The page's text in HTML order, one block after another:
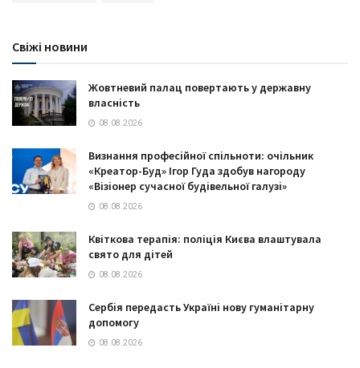
Свіжі новини
Жовтневий палац повертають у державну
власність
08.08.2026
Визнання професійної спільноти: очільник
«Креатор-Буд» Ігор Гуда здобув нагороду
«Візіонер сучасної будівельної галузі»
08.08.2026
Квіткова терапія: поліція Києва влаштувала
свято для дітей
08.08.2026
Сербія передасть Україні нову гуманітарну
допомогу
08.08.2026